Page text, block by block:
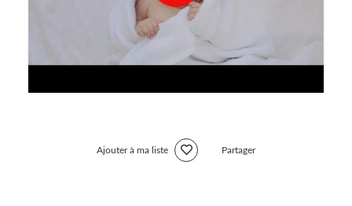
Ajouter à ma liste Partager